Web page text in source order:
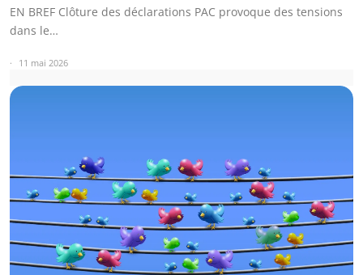
EN BREF Clôture des déclarations PAC provoque des tensions
dans le…
11 mai 2026